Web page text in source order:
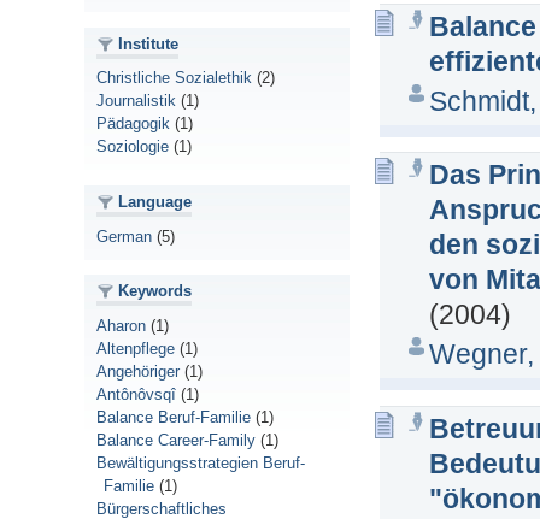
Institute
Christliche Sozialethik (2)
Journalistik (1)
Pädagogik (1)
Soziologie (1)
Language
German (5)
Keywords
Aharon (1)
Altenpflege (1)
Angehöriger (1)
Antônôvsqî (1)
Balance Beruf-Familie (1)
Balance Career-Family (1)
Bewältigungsstrategien Beruf-
Familie (1)
Bürgerschaftliches
Das
den
von
(2004)